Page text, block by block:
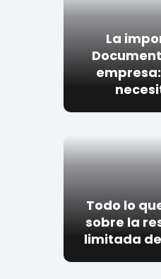
La
Todo lo
sobre la
limitada